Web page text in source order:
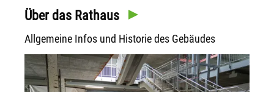
Über das Rathaus
Allgemeine Infos und Historie des Gebäudes